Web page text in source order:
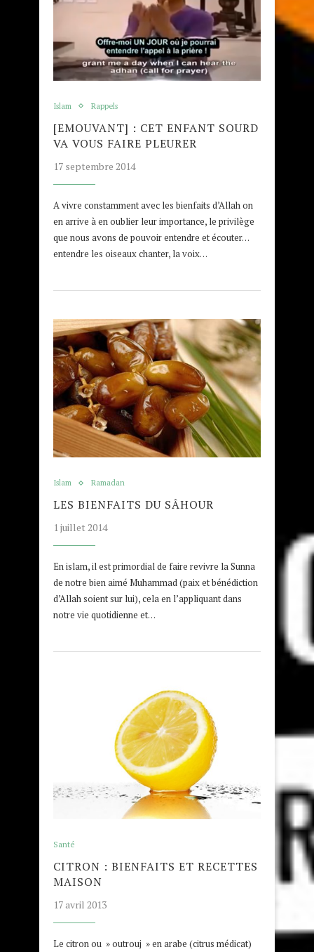
Islam Rappels
[EMOUVANT] : CET ENFANT SOURD
VA VOUS FAIRE PLEURER
17 septembre 2014
A vivre constamment avec les bienfaits d’Allah on
en arrive à en oublier leur importance, le privilège
que nous avons de pouvoir entendre et écouter…
entendre les oiseaux chanter, la voix…
Islam Ramadan
LES BIENFAITS DU SÂHOUR
1 juillet 2014
En islam, il est primordial de faire revivre la Sunna
de notre bien aimé Muhammad (paix et bénédiction
d’Allah soient sur lui), cela en l’appliquant dans
notre vie quotidienne et…
Santé
CITRON : BIENFAITS ET RECETTES
MAISON
17 avril 2013
Le citron ou » outrouj » en arabe (citrus médicat)